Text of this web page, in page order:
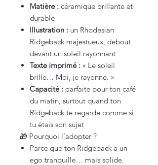
Matière : céramique brillante et
durable
Illustration : un Rhodesian
Ridgeback majestueux, debout
devant un soleil rayonnant
Texte imprimé : « Le soleil
brille… Moi, je rayonne. »
Capacité : parfaite pour ton café
du matin, surtout quand ton
Ridgeback te regarde comme si
tu étais son sujet
🎁 Pourquoi l’adopter ?
Parce que ton Ridgeback a un
ego tranquille… mais solide.